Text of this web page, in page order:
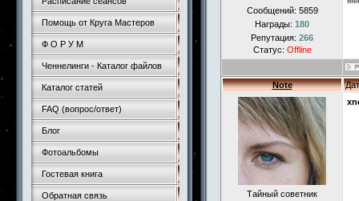
Помощь от Круга Мастеров
Ф О Р У М
Ченнелинги - Каталог файлов
Каталог статей
FAQ (вопрос/ответ)
Блог
Фотоальбомы
Гостевая книга
Обратная связь
Сообщений: 5859
Награды: 180
Репутация: 266
Статус: Offline
Note
Тайный советник